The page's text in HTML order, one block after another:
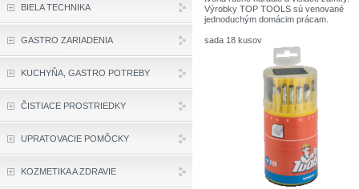
Výrobky TOP TOOLS sú venované
jednoduchým domácim prácam.
sada 18 kusov
vrtáky na drevo: Veľkosti: 4mm, 5mm,
vrták do kovu: Veľkosti: 4mm, 5mm,
vŕtanie konkrétnej veľkosti: 4 mm, 5mm,
6mm, 8mm, 10mm
BIELA TECHNIKA
GASTRO ZARIADENIA
KUCHYŇA, GASTRO POTREBY
ČISTIACE PROSTRIEDKY
UPRATOVACIE POMÔCKY
KOZMETIKA A ZDRAVIE